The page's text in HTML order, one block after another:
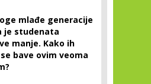
mlađe generacije
je studenata
manje. Kako ih
bave ovim veoma